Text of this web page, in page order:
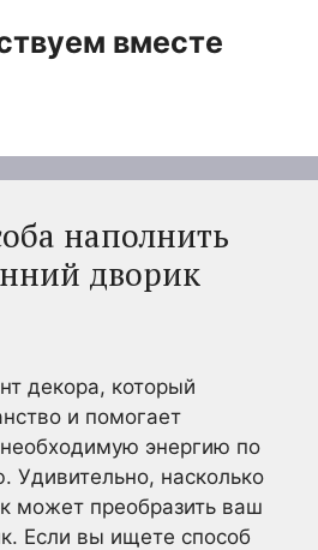
вместе
наполнить
дворик
декора, который
и помогает
необходимую энергию по
насколько
может преобразить ваш
Если вы ищете способ